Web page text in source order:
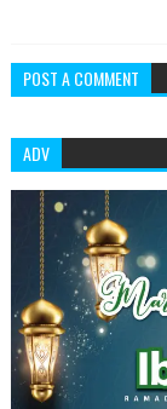
POST A COMMENT
ADV